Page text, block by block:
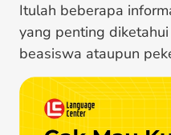
Itulah beberapa
yang penting
beasiswa ataupun